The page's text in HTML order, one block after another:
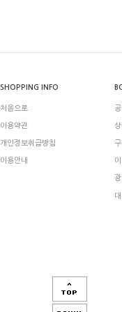
SHOPPING INFO
처음으로
이용약관
개인정보취급방침
이용안내